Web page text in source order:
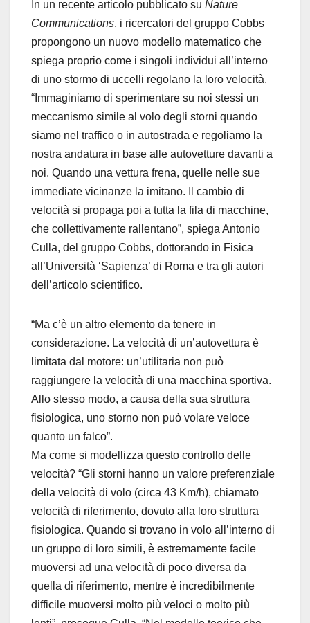
In un recente articolo pubblicato su Nature
Communications, i ricercatori del gruppo Cobbs
propongono un nuovo modello matematico che
spiega proprio come i singoli individui all’interno
di uno stormo di uccelli regolano la loro velocità.
“Immaginiamo di sperimentare su noi stessi un
meccanismo simile al volo degli storni quando
siamo nel traffico o in autostrada e regoliamo la
nostra andatura in base alle autovetture davanti a
noi. Quando una vettura frena, quelle nelle sue
immediate vicinanze la imitano. Il cambio di
velocità si propaga poi a tutta la fila di macchine,
che collettivamente rallentano”, spiega Antonio
Culla, del gruppo Cobbs, dottorando in Fisica
all’Università ‘Sapienza’ di Roma e tra gli autori
dell’articolo scientifico.
“Ma c’è un altro elemento da tenere in
considerazione. La velocità di un’autovettura è
limitata dal motore: un’utilitaria non può
raggiungere la velocità di una macchina sportiva.
Allo stesso modo, a causa della sua struttura
fisiologica, uno storno non può volare veloce
quanto un falco”.
Ma come si modellizza questo controllo delle
velocità? “Gli storni hanno un valore preferenziale
della velocità di volo (circa 43 Km/h), chiamato
velocità di riferimento, dovuto alla loro struttura
fisiologica. Quando si trovano in volo all’interno di
un gruppo di loro simili, è estremamente facile
muoversi ad una velocità di poco diversa da
quella di riferimento, mentre è incredibilmente
difficile muoversi molto più veloci o molto più